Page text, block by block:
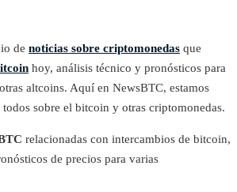
de noticias sobre criptomonedas que
hoy, análisis técnico y pronósticos para
altcoins. Aquí en NewsBTC, estamos
sobre el bitcoin y otras criptomonedas.
relacionadas con intercambios de bitcoin,
de precios para varias